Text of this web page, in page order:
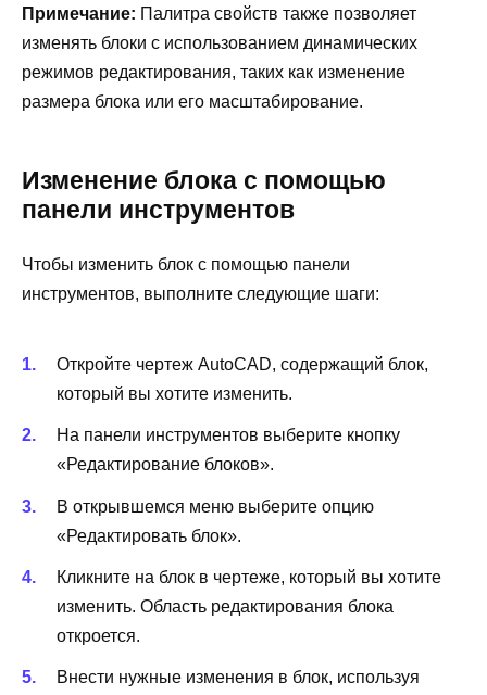
Примечание: Палитра свойств также позволяет
изменять блоки с использованием динамических
режимов редактирования, таких как изменение
размера блока или его масштабирование.
Изменение блока с помощью
панели инструментов
Чтобы изменить блок с помощью панели
инструментов, выполните следующие шаги:
Откройте чертеж AutoCAD, содержащий блок,
который вы хотите изменить.
На панели инструментов выберите кнопку
«Редактирование блоков».
В открывшемся меню выберите опцию
«Редактировать блок».
Кликните на блок в чертеже, который вы хотите
изменить. Область редактирования блока
откроется.
Внести нужные изменения в блок, используя